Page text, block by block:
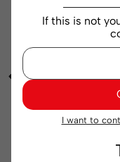
If this is not
I want to
Cafeterías
Signature Intense